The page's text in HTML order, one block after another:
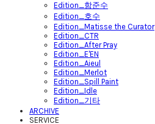
Edition_함준수
Edition_호수
Edition_Matisse the Curator
Edition_CTR
Edition_After Pray
Edition_E'EN
Edition_Aieul
Edition_Merlot
Edition_Spill Paint
Edition_Idle
Edition_기타
ARCHIVE
SERVICE